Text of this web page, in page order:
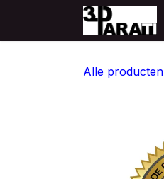
Overslaan naar inhoud
Alle producten